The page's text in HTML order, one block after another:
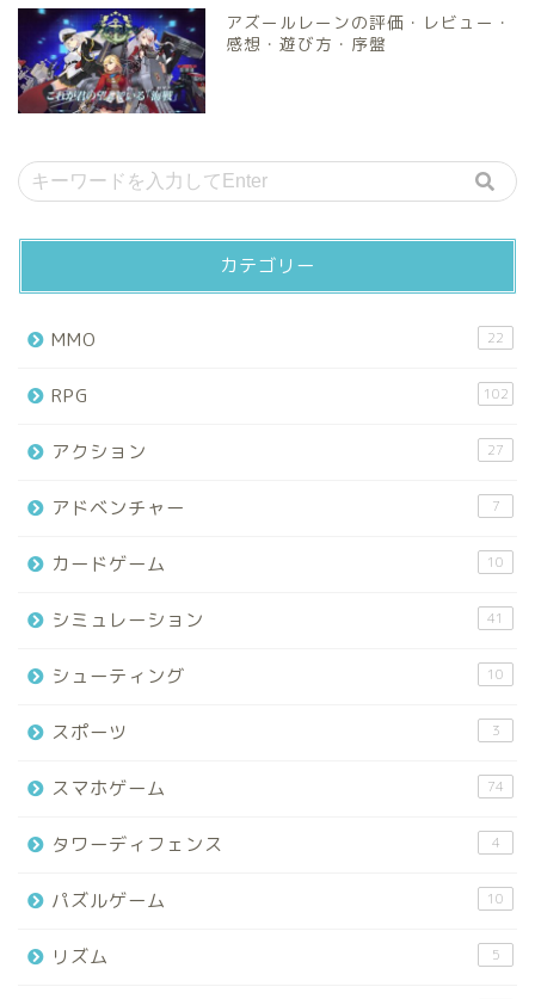
アズールレーンの評価・レビュー・
感想・遊び方・序盤
カテゴリー
MMO 22
RPG 102
アクション 27
アドベンチャー 7
カードゲーム 10
シミュレーション 41
シューティング 10
スポーツ 3
スマホゲーム 74
タワーディフェンス 4
パズルゲーム 10
リズム 5